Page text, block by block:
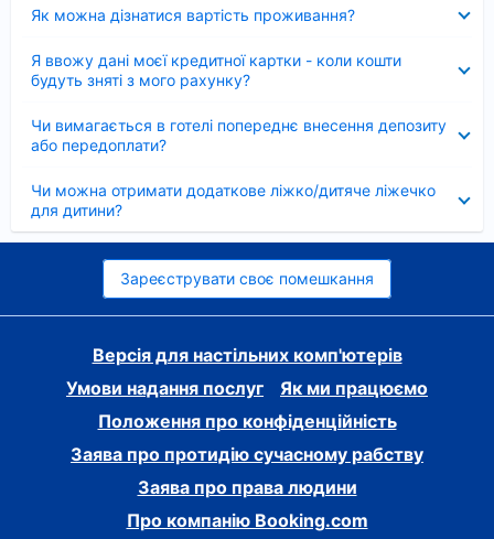
Як можна дізнатися вартість проживання?
Я ввожу дані моєї кредитної картки - коли кошти
будуть зняті з мого рахунку?
Чи вимагається в готелі попереднє внесення депозиту
або передоплати?
Чи можна отримати додаткове ліжко/дитяче ліжечко
для дитини?
Зареєструвати своє помешкання
Версія для настільних комп'ютерів
Умови надання послуг
Як ми працюємо
Положення про конфіденційність
Заява про протидію сучасному рабству
Заява про права людини
Про компанію Booking.com